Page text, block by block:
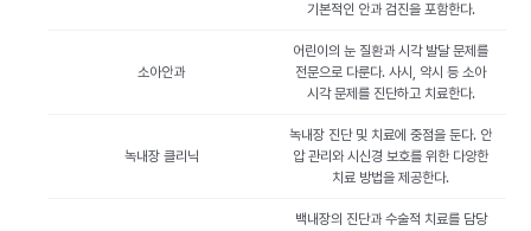
기본적인 안과 검진을 포함한다.
소아안과
어린이의 눈 질환과 시각 발달 문제를
전문으로 다룬다. 사시, 약시 등 소아
시각 문제를 진단하고 치료한다.
녹내장 클리닉
녹내장 진단 및 치료에 중점을 둔다. 안
압 관리와 시신경 보호를 위한 다양한
치료 방법을 제공한다.
백내장의 진단과 수술적 치료를 담당